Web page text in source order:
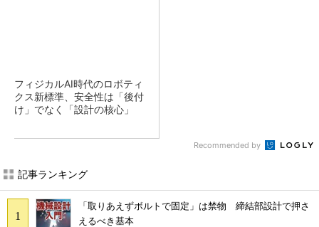
フィジカルAI時代のロボティ
クス新標準、安全性は「後付
け」でなく「設計の核心」
Recommended by
記事ランキング
「取りあえずボルトで固定」は禁物 締結部設計で押さ
えるべき基本